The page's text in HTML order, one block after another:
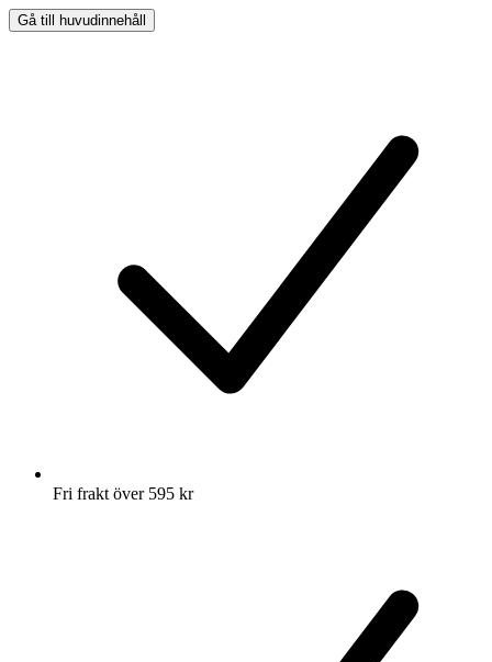
Gå till huvudinnehåll
Fri frakt över 595 kr